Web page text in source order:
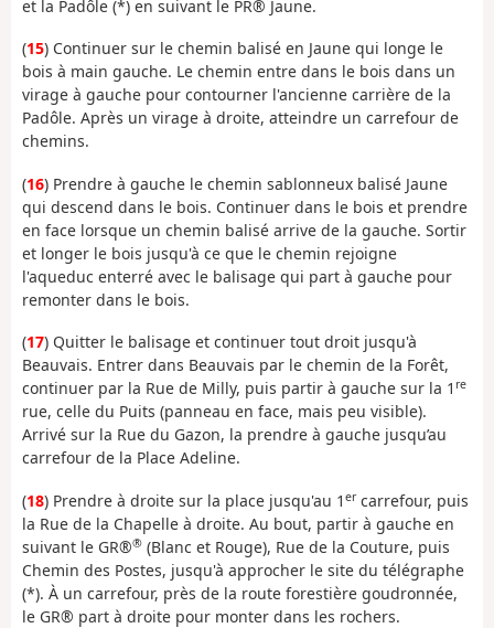
et la Padôle (*) en suivant le PR® Jaune.
(15) Continuer sur le chemin balisé en Jaune qui longe le
bois à main gauche. Le chemin entre dans le bois dans un
virage à gauche pour contourner l'ancienne carrière de la
Padôle. Après un virage à droite, atteindre un carrefour de
chemins.
(16) Prendre à gauche le chemin sablonneux balisé Jaune
qui descend dans le bois. Continuer dans le bois et prendre
en face lorsque un chemin balisé arrive de la gauche. Sortir
et longer le bois jusqu'à ce que le chemin rejoigne
l'aqueduc enterré avec le balisage qui part à gauche pour
remonter dans le bois.
(17) Quitter le balisage et continuer tout droit jusqu'à
Beauvais. Entrer dans Beauvais par le chemin de la Forêt,
continuer par la Rue de Milly, puis partir à gauche sur la 1 re
rue, celle du Puits (panneau en face, mais peu visible).
Arrivé sur la Rue du Gazon, la prendre à gauche jusqu’au
carrefour de la Place Adeline.
(18) Prendre à droite sur la place jusqu'au 1 er carrefour, puis
la Rue de la Chapelle à droite. Au bout, partir à gauche en
suivant le GR®® (Blanc et Rouge), Rue de la Couture, puis
Chemin des Postes, jusqu'à approcher le site du télégraphe
(*). À un carrefour, près de la route forestière goudronnée,
le GR® part à droite pour monter dans les rochers.